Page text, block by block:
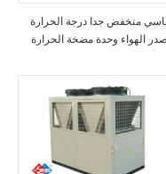
منخفض جدا درجة الحرارة
الهواء وحدة مضخة الحرارة